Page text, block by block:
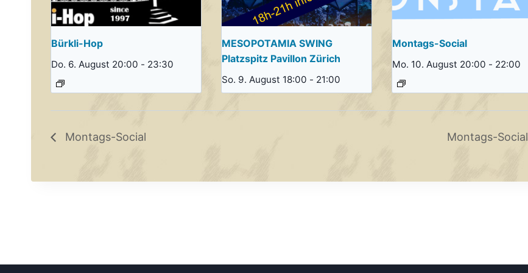
Bürkli-Hop
Do. 6. August 20:00 - 23:30
MESOPOTAMIA SWING
Platzspitz Pavillon Zürich
So. 9. August 18:00 - 21:00
Montags-Social
Mo. 10. August 20:00 - 22:00
Montags-Social Montags-Social